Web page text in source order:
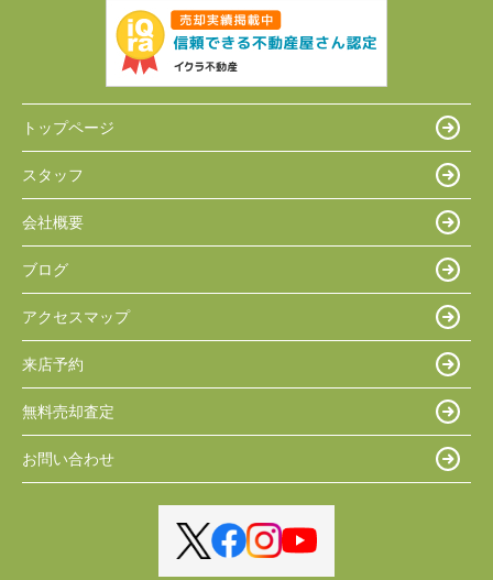
トップページ
スタッフ
会社概要
ブログ
アクセスマップ
来店予約
無料売却査定
お問い合わせ